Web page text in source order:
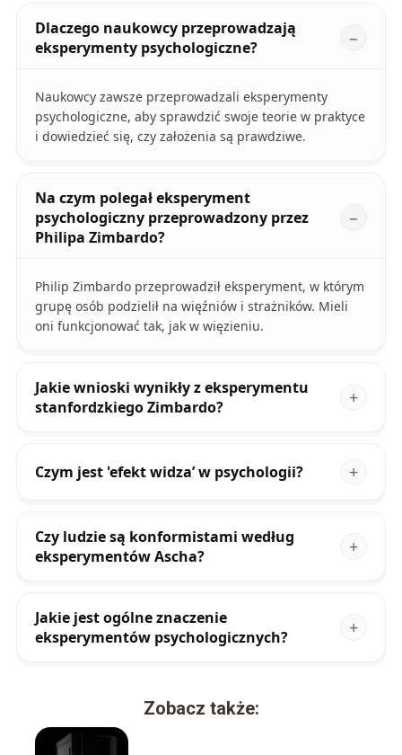
Dlaczego naukowcy przeprowadzają
eksperymenty psychologiczne?
Naukowcy zawsze przeprowadzali eksperymenty
psychologiczne, aby sprawdzić swoje teorie w praktyce
i dowiedzieć się, czy założenia są prawdziwe.
Na czym polegał eksperyment
psychologiczny przeprowadzony przez
Philipa Zimbardo?
Philip Zimbardo przeprowadził eksperyment, w którym
grupę osób podzielił na więźniów i strażników. Mieli
oni funkcjonować tak, jak w więzieniu.
Jakie wnioski wynikły z eksperymentu
stanfordzkiego Zimbardo?
Czym jest 'efekt widza’ w psychologii?
Czy ludzie są konformistami według
eksperymentów Ascha?
Jakie jest ogólne znaczenie
eksperymentów psychologicznych?
Zobacz także: